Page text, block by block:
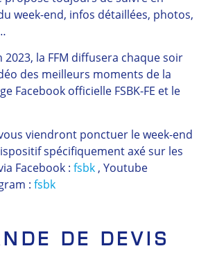
week-end, infos détaillées, photos,
la FFM diffusera chaque soir
des meilleurs moments de la
Facebook officielle FSBK-FE et le
viendront ponctuer le week-end
spécifiquement axé sur les
Facebook : fsbk , Youtube
: fsbk
DE DEVIS